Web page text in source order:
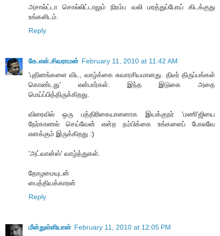
அசால்ட்டா சொல்லிட்டாலும் நிரம்ப வலி மரத்துப்போய் கிடக்குது
உங்களிடம்.
Reply
கே.என்.சிவராமன் February 11, 2010 at 11:42 AM
'புதினங்களை விட, வாழ்க்கை சுவாரசியமானது. திடீர் திருப்பங்கள்
கொண்டது' என்பார்கள். இந்த இடுகை அதை
மெய்ப்பித்திருக்கிறது.
விரைவில் ஒரு பத்திரிகையாளனாக இயக்குநர் 'மணி'ஜியை
நேர்காணல் செய்வேன் என்ற நம்பிக்கை உங்களைப் போலவே
எனக்கும் இருக்கிறது :)
'அட்வான்ஸ்' வாழ்த்துகள்.
தோழமையுடன்
பைத்தியக்காரன்
Reply
மீன்துள்ளியான் February 11, 2010 at 12:05 PM